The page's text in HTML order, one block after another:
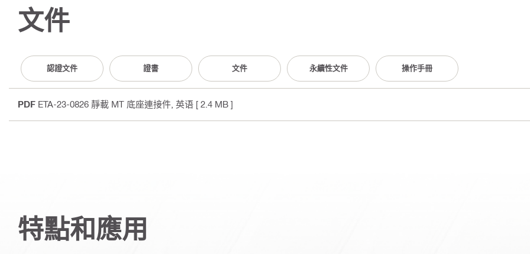
文件
認證文件 證書 文件 永續性文件 操作手冊
PDF ETA-23-0826 靜載 MT 底座連接件 , 英语 [ 2.4 MB ]
特點和應用